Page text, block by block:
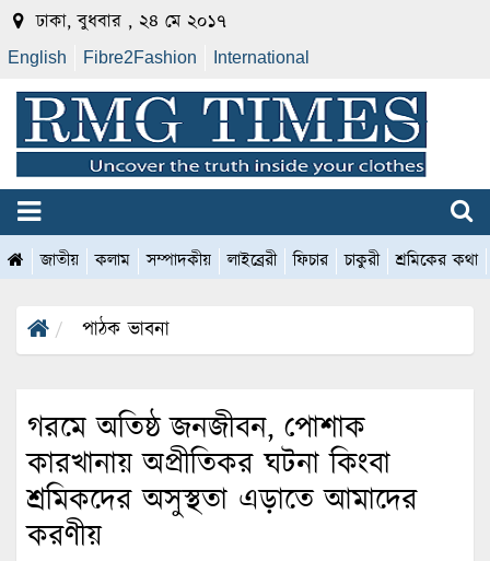
ঢাকা, বুধবার , ২৪ মে ২০১৭
English Fibre2Fashion International
জাতীয় কলাম সম্পাদকীয় লাইব্রেরী ফিচার চাকুরী শ্রমিকের কথা
পাঠক ভাবনা
গরমে অতিষ্ঠ জনজীবন, পোশাক
কারখানায় অপ্রীতিকর ঘটনা কিংবা
শ্রমিকদের অসুস্থতা এড়াতে আমাদের
করণীয়